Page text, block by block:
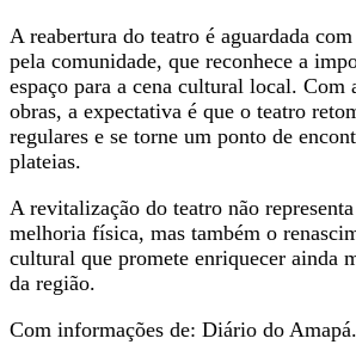
A reabertura do teatro é aguardada
pela comunidade, que reconhece a
espaço para a cena cultural local. Com
obras, a expectativa é que o teatro
regulares e se torne um ponto de
plateias.
A revitalização do teatro não
melhoria física, mas também o
cultural que promete enriquecer ainda
da região.
Com informações de: Diário do Amapá.